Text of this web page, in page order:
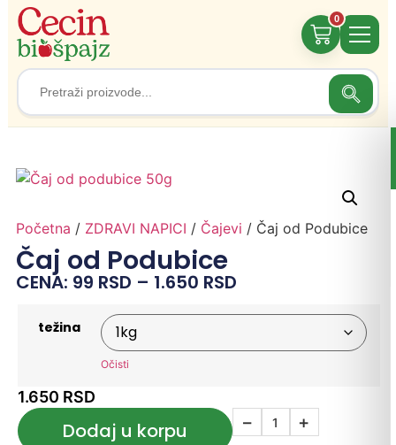
Search
for:
0
Početna / ZDRAVI NAPICI / Čajevi / Čaj od Podubice
Čaj od Podubice
CENA: 99 RSD – 1.650 RSD
težina
Očisti
1.650 RSD
− +
Dodaj u korpu